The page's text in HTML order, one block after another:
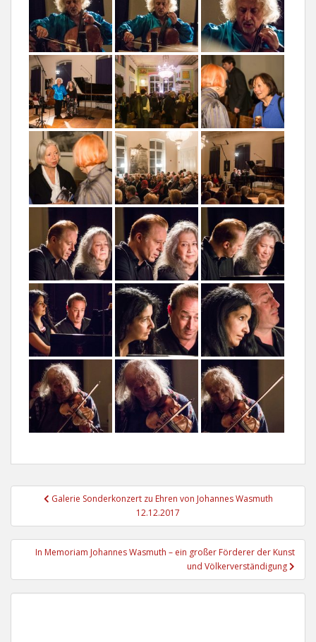
Beitragsnavigation
Galerie Sonderkonzert zu Ehren von Johannes Wasmuth
12.12.2017
In Memoriam Johannes Wasmuth – ein großer Förderer der Kunst
und Völkerverständigung